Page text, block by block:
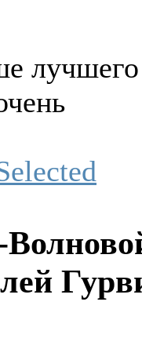
лучшего